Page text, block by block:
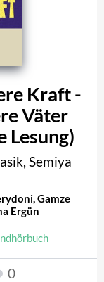
Kraft -
Väter
Lesung)
, Semiya
,Gamze
Ergün
0